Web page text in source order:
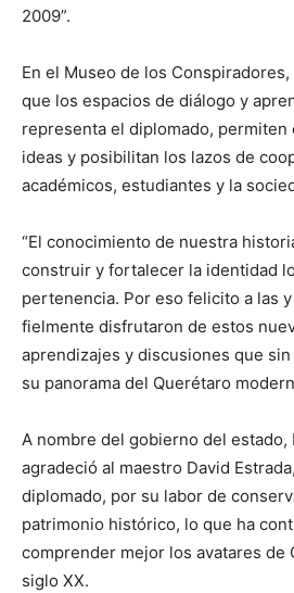
2009”.
En el Museo de los
que los espacios de diálogo y
representa el diplomado, permiten
ideas y posibilitan los lazos de
académicos, estudiantes y la
“El conocimiento de nuestra
construir y fortalecer la identidad
pertenencia. Por eso felicito a las
fielmente disfrutaron de estos
aprendizajes y discusiones que
su panorama del Querétaro
A nombre del gobierno del
agradeció al maestro David
diplomado, por su labor de
patrimonio histórico, lo que ha
comprender mejor los avatares de
siglo XX.